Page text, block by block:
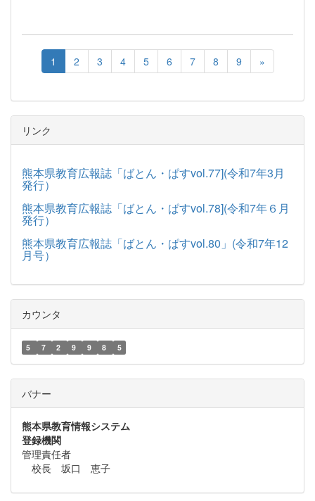
1 2 3 4 5 6 7 8 9 »
リンク
熊本県教育広報誌「ばとん・ぱすvol.77](令和7年3月
発行）
熊本県教育広報誌「ばとん・ぱすvol.78](令和7年６月
発行）
熊本県教育広報誌「ばとん・ぱすvol.80」(令和7年12
月号）
カウンタ
5 7 2 9 9 8 5
バナー
熊本県教育情報システム
登録機関
管理責任者
校長 坂口 恵子